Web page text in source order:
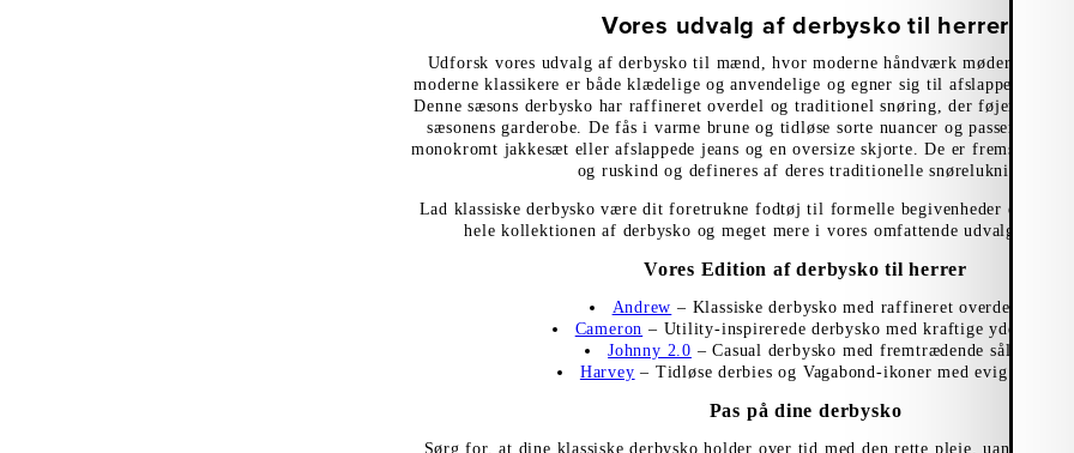
Vores udvalg af derbysko til herrer
Udforsk vores udvalg af derbysko til mænd, hvor moderne håndværk møder tidløs
moderne klassikere er både klædelige og anvendelige og egner sig til afslappede og
Denne sæsons derbysko har raffineret overdel og traditionel snøring, der føjer et
sæsonens garderobe. De fås i varme brune og tidløse sorte nuancer og passer
monokromt jakkesæt eller afslappede jeans og en oversize skjorte. De er fremstillet
og ruskind og defineres af deres traditionelle snørelukning.
Lad klassiske derbysko være dit foretrukne fodtøj til formelle begivenheder eller på
hele kollektionen af derbysko og meget mere i vores omfattende udvalg af
Vores Edition af derbysko til herrer
Andrew – Klassiske derbysko med raffineret overdel
Cameron – Utility-inspirerede derbysko med kraftige ydersåler
Johnny 2.0 – Casual derbysko med fremtrædende såler
Harvey – Tidløse derbies og Vagabond-ikoner med evig appel
Pas på dine derbysko
Sørg for, at dine klassiske derbysko holder over tid med den rette pleje, uanset hvor